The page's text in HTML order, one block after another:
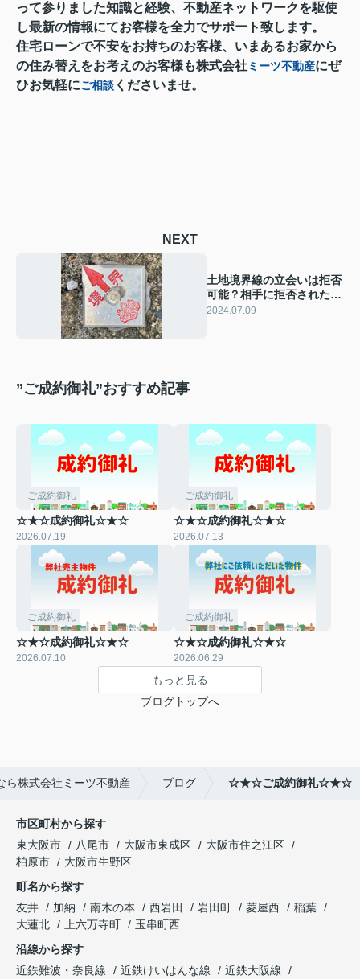
って参りました知識と経験、不動産ネットワークを駆使
し最新の情報にてお客様を全力でサポート致します。
住宅ローンで不安をお持ちのお客様、いまあるお家から
の住み替えをお考えのお客様も株式会社ミーツ不動産にぜ
ひお気軽にご相談 くださいませ。
NEXT
土地境界線の立会いは拒否
可能？相手に拒否された場
合の対処法も解説！
2024.07.09
”ご成約御礼”おすすめ記事
ご成約御礼
☆★☆成約御礼☆★☆
2026.07.19
ご成約御礼
☆★☆成約御礼☆★☆
2026.07.13
ご成約御礼
☆★☆成約御礼☆★☆
2026.07.10
ご成約御礼
☆★☆成約御礼☆★☆
2026.06.29
もっと見る
ブログトップへ
ら株式会社ミーツ不動産 ブログ ☆★☆ご成約御礼☆★☆
市区町村から探す
東大阪市
八尾市 大阪市東成区
大阪市住之江区
柏原市
大阪市生野区
町名から探す
友井
加納 南木の本 西岩田 岩田町 菱屋西
稲葉
大蓮北
上六万寺町
玉串町西
沿線から探す
近鉄難波・奈良線
近鉄けいはんな線
近鉄大阪線